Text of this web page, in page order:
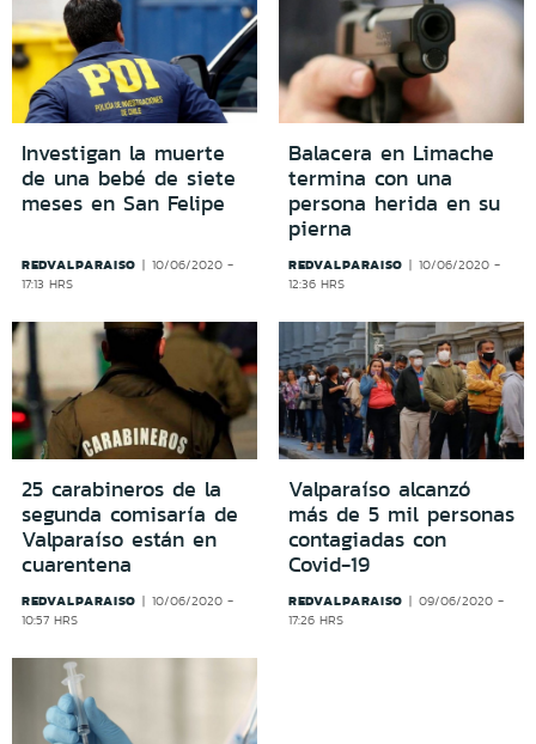
Investigan la muerte
de una bebé de siete
meses en San Felipe
REDVALPARAISO
10/06/2020 -
17:13 HRS
Balacera en Limache
termina con una
persona herida en su
pierna
REDVALPARAISO
10/06/2020 -
12:36 HRS
25 carabineros de la
segunda comisaría de
Valparaíso están en
cuarentena
REDVALPARAISO
10/06/2020 -
10:57 HRS
Valparaíso alcanzó
más de 5 mil personas
contagiadas con
Covid-19
REDVALPARAISO
09/06/2020 -
17:26 HRS